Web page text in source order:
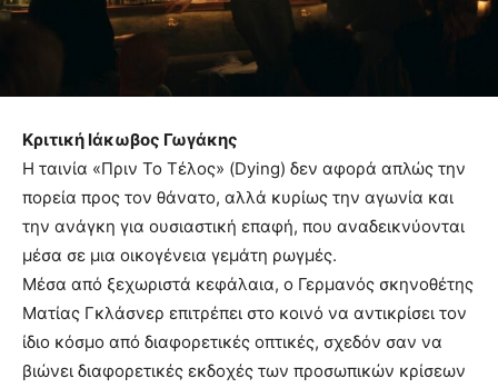
Κριτική Ιάκωβος Γωγάκης
Η ταινία «Πριν Το Τέλος» (Dying) δεν αφορά απλώς την
πορεία προς τον θάνατο, αλλά κυρίως την αγωνία και
την ανάγκη για ουσιαστική επαφή, που αναδεικνύονται
μέσα σε μια οικογένεια γεμάτη ρωγμές.
Μέσα από ξεχωριστά κεφάλαια, ο Γερμανός σκηνοθέτης
Ματίας Γκλάσνερ επιτρέπει στο κοινό να αντικρίσει τον
ίδιο κόσμο από διαφορετικές οπτικές, σχεδόν σαν να
βιώνει διαφορετικές εκδοχές των προσωπικών κρίσεων